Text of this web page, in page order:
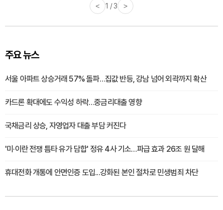
< 1 / 3 >
주요 뉴스
서울 아파트 상승거래 57% 돌파…집값 반등, 강남 넘어 외곽까지 확산
카드론 확대에도 수익성 하락…중금리대출 영향
국채금리 상승, 자영업자 대출 부담 커진다
'미·이란 전쟁 틈타 유가 담합' 정유 4사 기소…파급 효과 26조 원 달해
휴대전화 개통에 안면인증 도입...강화된 본인 절차로 민생범죄 차단